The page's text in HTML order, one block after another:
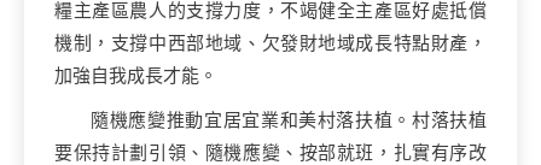
糧主產區農人的支撐力度，不竭健全主產區好處抵償
機制，支撐中西部地域、欠發財地域成長特點財產，
加強自我成長才能。
隨機應變推動宜居宜業和美村落扶植。村落扶植
要保持計劃引領、隨機應變、按部就班，扎實有序改